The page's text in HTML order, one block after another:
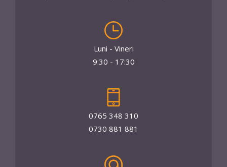
Luni - Vineri
9:30 - 17:30
0765 348 310
0730 881 881